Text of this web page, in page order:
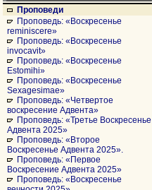
Проповеди
Проповедь: «Воскресенье
reminiscere»
Проповедь: «Воскресенье
invocavit»
Проповедь: «Воскресенье
Estomihi»
Проповедь: «Воскресенье
Sexagesimae»
Проповедь: «Четвертое
воскресение Адвента»
Проповедь: «Третье Воскресенье
Адвента 2025»
Проповедь: «Второе
Воскресенье Адвента 2025».
Проповедь: «Первое
Воскресение Адвента 2025»
Проповедь: «Воскресенье